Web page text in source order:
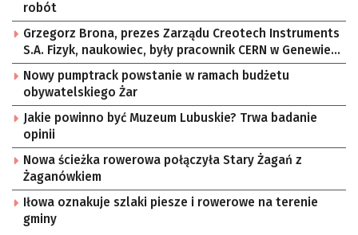
robót
Grzegorz Brona, prezes Zarządu Creotech Instruments
S.A. Fizyk, naukowiec, były pracownik CERN w Genewie,
przedsiębiorca i nauczyciel akademicki, doktor
habilitowany nauk fizycznych, koordynator Rady
Sektorowej ds. Kompetencji Przemysłu Lotniczo-
Kosmicznego oraz członek Komitetu Badań
Kosmicznych i Satelitarnych PAN.
Nowy pumptrack powstanie w ramach budżetu
obywatelskiego Żar
Jakie powinno być Muzeum Lubuskie? Trwa badanie
opinii
Nowa ścieżka rowerowa połączyła Stary Żagań z
Żaganówkiem
Iłowa oznakuje szlaki piesze i rowerowe na terenie
gminy